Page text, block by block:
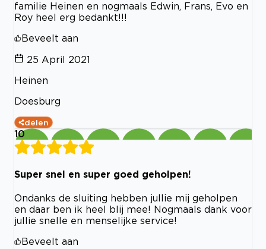
familie Heinen en nogmaals Edwin, Frans, Evo en
Roy heel erg bedankt!!!
Beveelt aan
25 April 2021
Heinen
Doesburg
delen
10
Super snel en super goed geholpen!
Ondanks de sluiting hebben jullie mij geholpen
en daar ben ik heel blij mee! Nogmaals dank voor
jullie snelle en menselijke service!
Beveelt aan